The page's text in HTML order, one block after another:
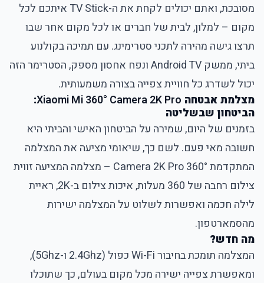
מסובכת, ואתם יכולים לקחת את ה-TV Stick איתכם לכל
מקום – למלון, לבית של חברים או לכל מקום אחר שבו
תרצו גישה מהירה לתכני סטרימינג. עם תמיכה בקולנוע
ביתי, ממשק Android TV ונפח אחסון מספק, הסטרימר הזה
יכול לשדרג כל חוויית צפייה בצורה משמעותית.
מצלמת אבטחה Xiaomi Mi 360° Camera 2K Pro
:
הביטחון שבשליטה
בזמנים של היום, שמירה על הביטחון האישי והביתי היא
חשובה מאי פעם. לשם כך, שיאומי מציעה את המצלמה
המתקדמת 360° Camera 2K Pro – מצלמה המציעה זווית
צילום רחבה של 360 מעלות, איכות צילום ב-2K, ראיית
לילה חכמה ואפשרות לשלוט על המצלמה ישירות
מהסמארטפון.
מה חדש?
המצלמה תומכת בחיבור Wi-Fi כפול (2.4Ghz ו-5Ghz),
ומאפשרת צפייה ישירה מכל מקום בעולם, כך שתוכלו